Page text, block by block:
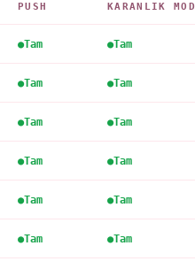
PUSH KARANLIK MOD
Tam Tam
Tam Tam
Tam Tam
Tam Tam
Tam Tam
Tam Tam